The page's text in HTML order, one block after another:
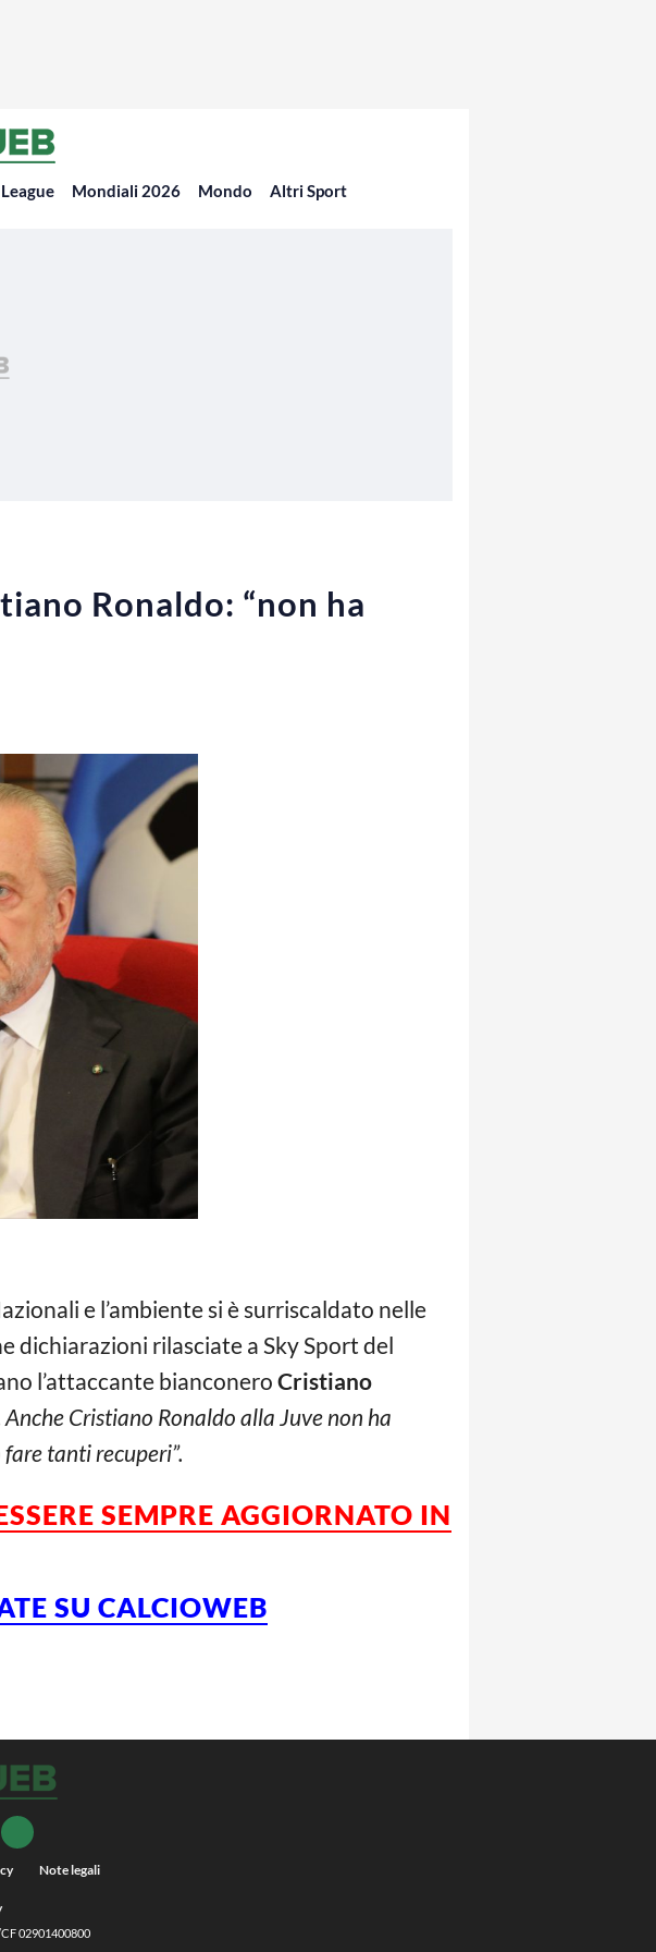
Mondiali 2026 Mondo Altri Sport
Ronaldo: “non ha
e l’ambiente si è surriscaldato nelle
dichiarazioni rilasciate a Sky Sport del
l’attaccante bianconero Cristiano
Cristiano Ronaldo alla Juve non ha
tanti recuperi”.
SEMPRE AGGIORNATO IN
SU CALCIOWEB
Note legali
02901400800